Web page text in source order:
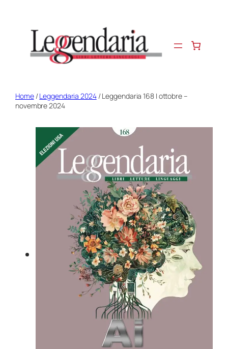
contenuto
Home/Leggendaria 2024/ Leggendaria 168 | ottobre –
novembre 2024